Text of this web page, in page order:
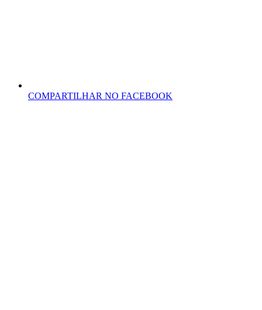
COMPARTILHAR NO FACEBOOK